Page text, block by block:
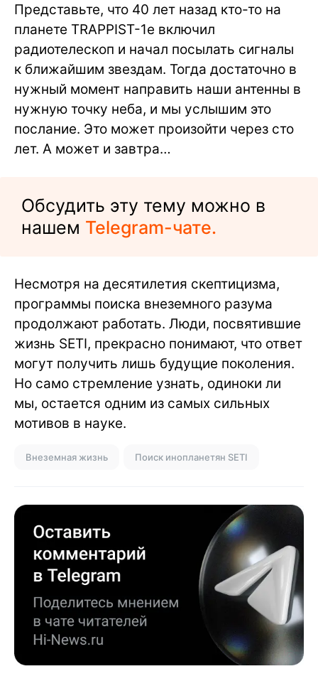
Представьте, что 40 лет назад кто-то на
планете TRAPPIST-1e включил
радиотелескоп и начал посылать сигналы
к ближайшим звездам. Тогда достаточно в
нужный момент направить наши антенны в
нужную точку неба, и мы услышим это
послание. Это может произойти через сто
лет. А может и завтра…
Обсудить эту тему можно в
нашем Telegram-чате.
Несмотря на десятилетия скептицизма,
программы поиска внеземного разума
продолжают работать. Люди, посвятившие
жизнь SETI, прекрасно понимают, что ответ
могут получить лишь будущие поколения.
Но само стремление узнать, одиноки ли
мы, остается одним из самых сильных
мотивов в науке.
Внеземная жизнь Поиск инопланетян SETI